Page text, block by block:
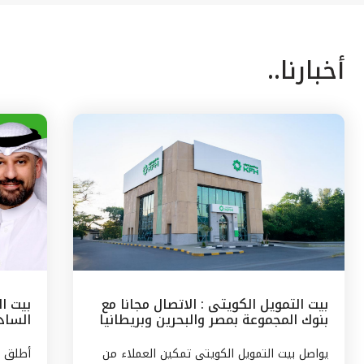
أخبارنا..
بيت التمويل الكويتى : الاتصال مجانا مع
بنوك المجموعة بمصر والبحرين وبريطانيا
وتركيا
يواصل بيت التمويل الكويتى تمكين العملاء من
بيت
أطلق